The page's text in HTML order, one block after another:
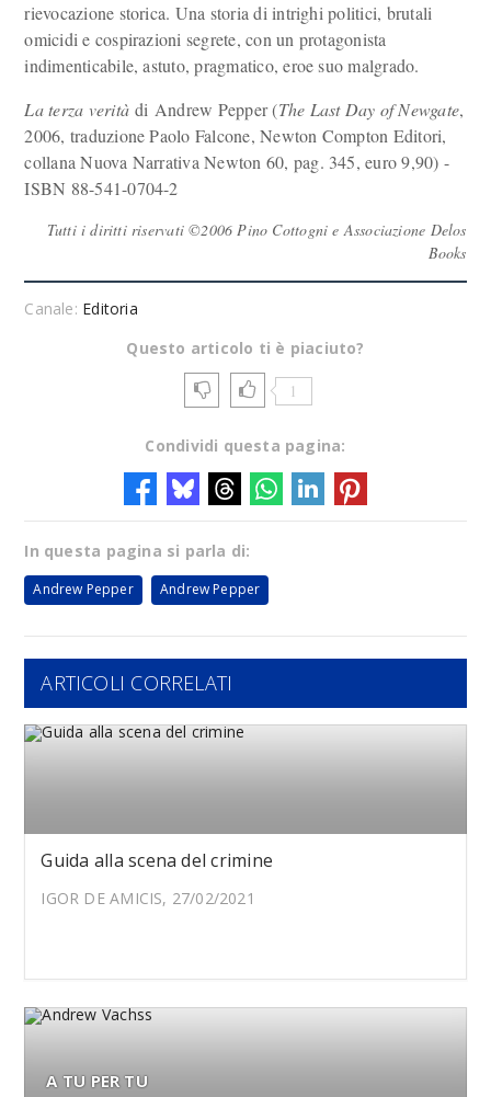
rievocazione storica. Una storia di intrighi politici, brutali
omicidi e cospirazioni segrete, con un protagonista
indimenticabile, astuto, pragmatico, eroe suo malgrado.
La terza verità di Andrew Pepper (The Last Day of Newgate,
2006, traduzione Paolo Falcone, Newton Compton Editori,
collana Nuova Narrativa Newton 60, pag. 345, euro 9,90) -
ISBN 88-541-0704-2
Tutti i diritti riservati ©2006 Pino Cottogni e Associazione Delos
Books
Canale: Editoria
Questo articolo ti è piaciuto?
1
Condividi questa pagina:
In questa pagina si parla di:
Andrew Pepper Andrew Pepper
ARTICOLI CORRELATI
Guida alla scena del crimine
IGOR DE AMICIS, 27/02/2021
A TU PER TU